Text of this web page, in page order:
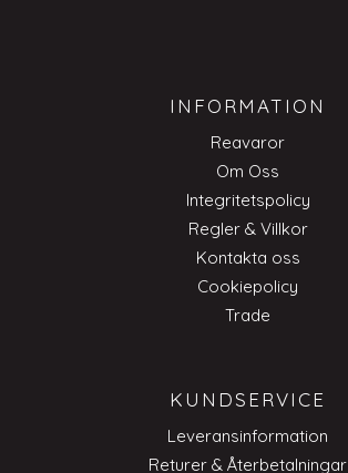
INFORMATION
Reavaror
Om Oss
Integritetspolicy
Regler & Villkor
Kontakta oss
Cookiepolicy
Trade
KUNDSERVICE
Leveransinformation
Returer & Återbetalningar